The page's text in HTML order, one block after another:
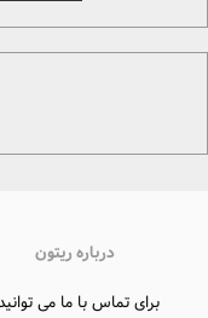
درباره ریتون